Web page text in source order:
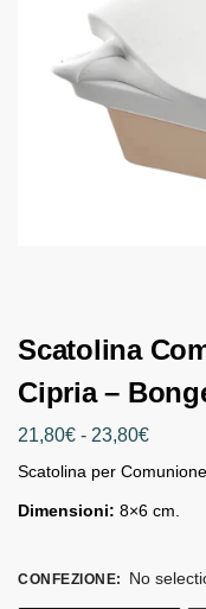
Scatolina
Cipria –
21,80€ - 23,80€
Scatolina per
Dimensioni: 8×6 cm.
CONFEZIONE: No